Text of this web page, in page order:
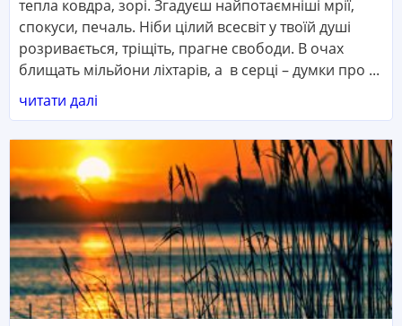
тепла ковдра, зорі. Згадуєш найпотаємніші мрії,
спокуси, печаль. Ніби цілий всесвіт у твоїй душі
розривається, тріщіть, прагне свободи. В очах
блищать мільйони ліхтарів, а в серці – думки про ...
читати далі